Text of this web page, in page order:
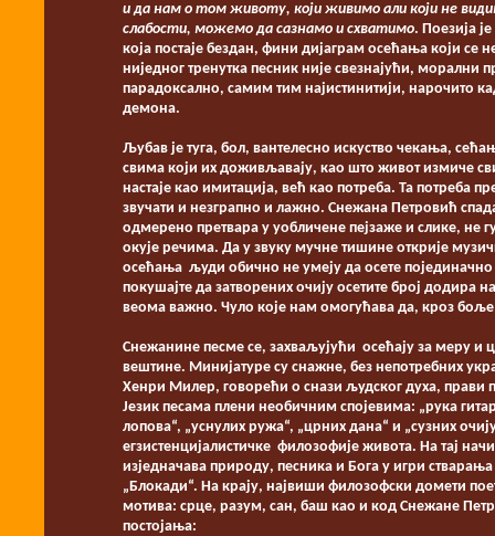
и да нам о том животу, који живимо али који не
слабости, можемо да сазнамо и схватимо. Поезија
која постаје бездан, фини дијаграм осећања који
ниједног тренутка песник није свезнајући, морални
парадоксално, самим тим најистинитији, нарочито
демона.
Љубав је туга, бол, вантелесно искуство чекања,
свима који их доживљавају, као што живот измиче
настаје као имитација, већ као потреба. Та потреба
звучати и незграпно и лажно. Снежана Петровић
одмерено претвара у уобличене пејзаже и слике, не
окује речима. Да у звуку мучне тишине открије
осећања људи обично не умеју да осете
покушајте да затворених очију осетите број додира
веома важно. Чуло које нам омогућава да, кроз
Снежанине песме се, захваљујући осећају за меру и
вештине. Минијатуре су снажне, без непотребних
Хенри Милер, говорећи о снази људског духа, прави
Језик песама плени необичним спојевима: „рука
лопова“, „уснулих ружа“, „црних дана“ и „сузних
егзистенцијалистичке филозофије живота. На тај
изједначава природу, песника и Бога у игри
„Блокади“. На крају, највиши филозофски домети
мотива: срце, разум, сан, баш као и код Снежане
постојања: